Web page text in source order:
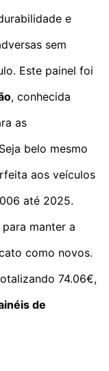
e
sem
Este painel foi
, conhecida
as
belo mesmo
aos veículos
até 2025.
manter a
como novos.
74.06€,
de